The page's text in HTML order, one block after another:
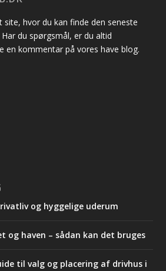
site, hvor du kan finde den seneste
du spørgsmål, er du altid
en kommentar på vores have blog.
og hyggelige uderum
og haven – sådan kan det bruges
til valg og placering af drivhus i